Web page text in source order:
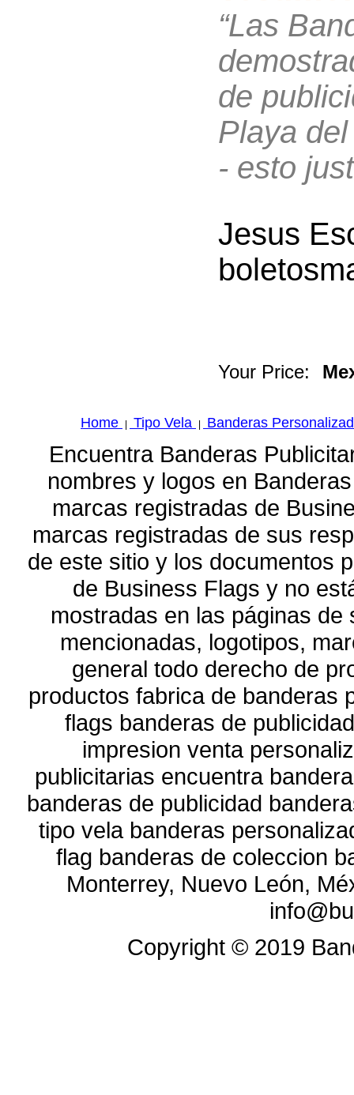
“Las
de
Playa
- esto
Jesus
Your Price:
Home Tipo Vela Banderas
Encuentra Banderas
nombres y logos en
marcas registradas de
marcas registradas de sus
de este sitio y los documentos
de Business Flags y no
mostradas en las páginas
mencionadas, logotipos,
general todo derecho de
productos fabrica de banderas
flags banderas de
impresion venta
publicitarias encuentra
banderas de publicidad
tipo vela banderas
flag banderas de coleccion
Monterrey, Nuevo León,
Copyright © 2019